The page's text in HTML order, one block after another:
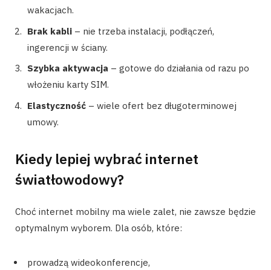
wakacjach.
Brak kabli – nie trzeba instalacji, podłączeń,
ingerencji w ściany.
Szybka aktywacja – gotowe do działania od razu po
włożeniu karty SIM.
Elastyczność – wiele ofert bez długoterminowej
umowy.
Kiedy lepiej wybrać internet
światłowodowy?
Choć internet mobilny ma wiele zalet, nie zawsze będzie
optymalnym wyborem. Dla osób, które:
prowadzą wideokonferencje,